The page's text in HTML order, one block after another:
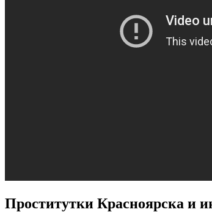
Проститутки Красноярска и